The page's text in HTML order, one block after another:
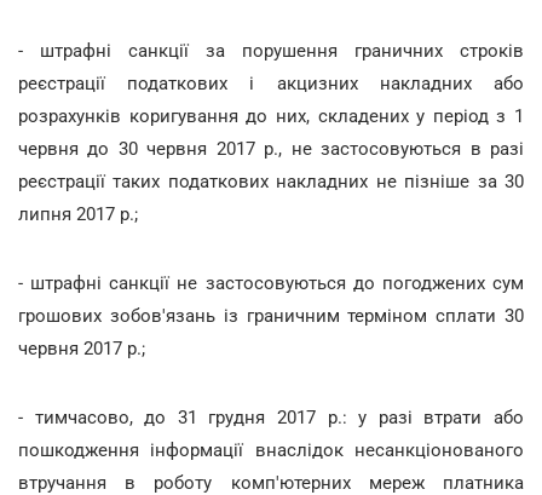
- штрафні санкції за порушення граничних строків
реєстрації податкових і акцизних накладних або
розрахунків коригування до них, складених у період з 1
червня до 30 червня 2017 р., не застосовуються в разі
реєстрації таких податкових накладних не пізніше за 30
липня 2017 р.;
- штрафні санкції не застосовуються до погоджених сум
грошових зобов'язань із граничним терміном сплати 30
червня 2017 р.;
- тимчасово, до 31 грудня 2017 р.: у разі втрати або
пошкодження інформації внаслідок несанкціонованого
втручання в роботу комп'ютерних мереж платника